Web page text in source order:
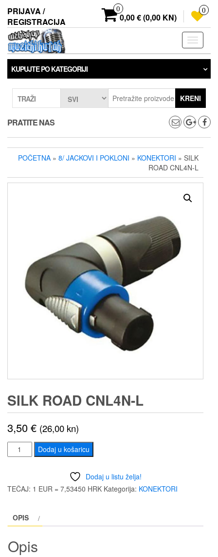
sadržaj
PRIJAVA /
REGISTRACIJA
0
0,00 € (0,00 KN)
0
KUPUJTE PO KATEGORIJI
TRAŽI KRENI
PRATITE NAS
POČETNA » 8/ JACKOVI I POKLONI » KONEKTORI » SILK
ROAD CNL4N-L
SILK ROAD CNL4N-L
3,50€ (26,00 kn)
SILK
ROAD
L
Dodaj u košaricu
Dodaj u listu želja!
TEČAJ: 1 EUR = 7,53450 HRK Kategorija: KONEKTORI
OPIS
Opis